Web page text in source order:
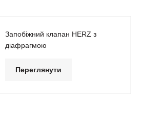
Запобіжний клапан HERZ з
діафрагмою
Переглянути